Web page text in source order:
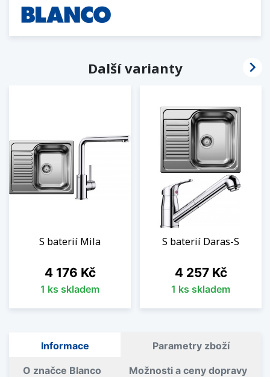
Další varianty
S baterií Mila
Cena
4 176 Kč
1 ks skladem
S baterií Daras-S
Cena
4 257 Kč
1 ks skladem

Informace Parametry zboží
O značce Blanco Možnosti a ceny dopravy